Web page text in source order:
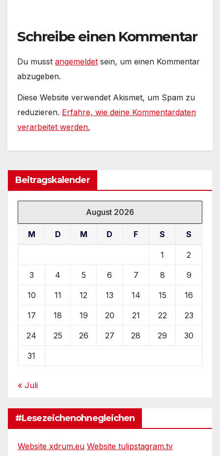
Schreibe einen Kommentar
Du musst angemeldet sein, um einen Kommentar
abzugeben.
Diese Website verwendet Akismet, um Spam zu
reduzieren. Erfahre, wie deine Kommentardaten
verarbeitet werden.
Beitragskalender
August 2026
M D M D F S S
1 2
3 4 5 6 7 8 9
10 11 12 13 14 15 16
17 18 19 20 21 22 23
24 25 26 27 28 29 30
31
« Juli
#Lesezeichenohnegleichen
Website xdrum.eu Website tulipstagram.tv